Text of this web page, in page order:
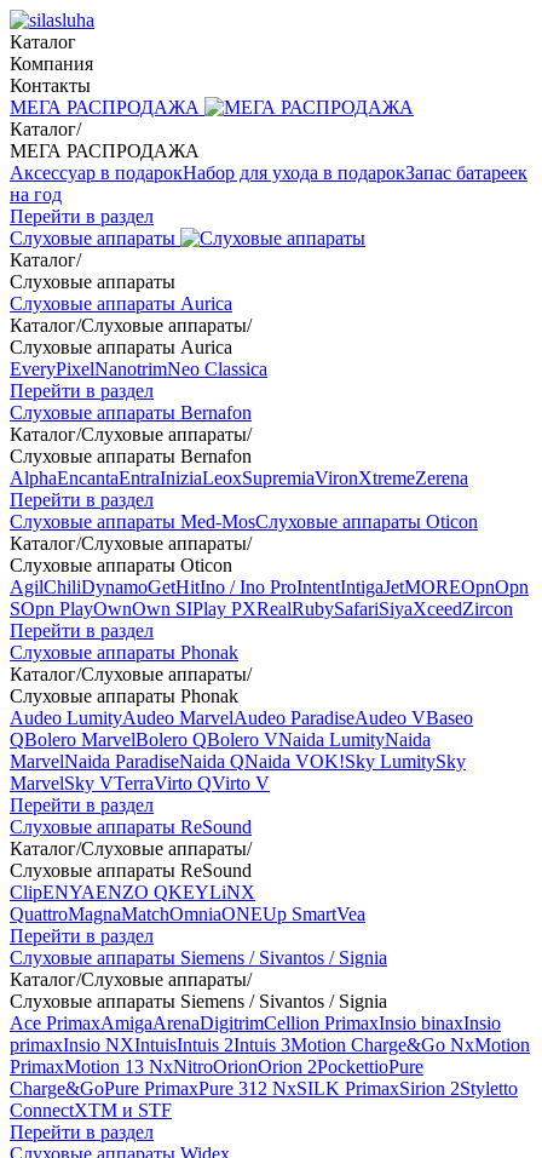
Каталог
Компания
Контакты
МЕГА РАСПРОДАЖА
Каталог/
МЕГА РАСПРОДАЖА
Аксессуар в подарокНабор для ухода в подарокЗапас батареек
на год
Перейти в раздел
Слуховые аппараты
Каталог/
Слуховые аппараты
Слуховые аппараты Aurica
Каталог/Слуховые аппараты/
Слуховые аппараты Aurica
EveryPixelNanotrimNeo Classica
Перейти в раздел
Слуховые аппараты Bernafon
Каталог/Слуховые аппараты/
Слуховые аппараты Bernafon
AlphaEncantaEntraIniziaLeoxSupremiaVironXtremeZerena
Перейти в раздел
Слуховые аппараты Med-MosСлуховые аппараты Oticon
Каталог/Слуховые аппараты/
Слуховые аппараты Oticon
AgilChiliDynamoGetHitIno / Ino ProIntentIntigaJetMOREOpnOpn
SOpn PlayOwnOwn SIPlay PXRealRubySafariSiyaXceedZircon
Перейти в раздел
Слуховые аппараты Phonak
Каталог/Слуховые аппараты/
Слуховые аппараты Phonak
Audeo LumityAudeo MarvelAudeo ParadiseAudeo VBaseo
QBolero MarvelBolero QBolero VNaida LumityNaida
MarvelNaida ParadiseNaida QNaida VOK!Sky LumitySky
MarvelSky VTerraVirto QVirto V
Перейти в раздел
Слуховые аппараты ReSound
Каталог/Слуховые аппараты/
Слуховые аппараты ReSound
ClipENYAENZO QKEYLiNX
QuattroMagnaMatchOmniaONEUp SmartVea
Перейти в раздел
Слуховые аппараты Siemens / Sivantos / Signia
Каталог/Слуховые аппараты/
Слуховые аппараты Siemens / Sivantos / Signia
Ace PrimaxAmigaArenaDigitrimCellion PrimaxInsio binaxInsio
primaxInsio NXIntuisIntuis 2Intuis 3Motion Charge&Go NxMotion
PrimaxMotion 13 NxNitroOrionOrion 2PockettioPure
Charge&GoPure PrimaxPure 312 NxSILK PrimaxSirion 2Styletto
ConnectXTM и STF
Перейти в раздел
Слуховые аппараты Widex